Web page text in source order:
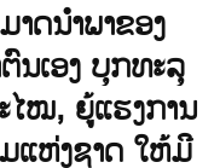
ດນໍາພາຂອງ
ນເອງ ບຸກທະລຸ
ໄໝ, ຍູ້ແຮງການ
ແຫ່ງຊາດ ໃຫ້ມີ